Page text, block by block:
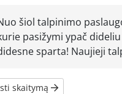
šiol talpinimo
pasižymi ypač
sparta! Naujieji
skaitymą